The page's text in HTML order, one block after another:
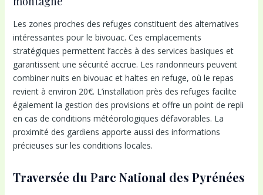
Les zones proches des refuges constituent des alternatives
intéressantes pour le bivouac. Ces emplacements
stratégiques permettent l’accès à des services basiques et
garantissent une sécurité accrue. Les randonneurs peuvent
combiner nuits en bivouac et haltes en refuge, où le repas
revient à environ 20€. L’installation près des refuges facilite
également la gestion des provisions et offre un point de repli
en cas de conditions météorologiques défavorables. La
proximité des gardiens apporte aussi des informations
précieuses sur les conditions locales.
Traversée du Parc National des Pyrénées